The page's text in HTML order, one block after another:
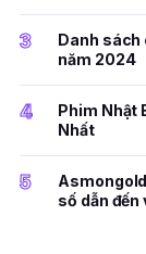
3
Danh sách
năm 2024
4
Phim Nhật
Nhất
5
số dẫn đến